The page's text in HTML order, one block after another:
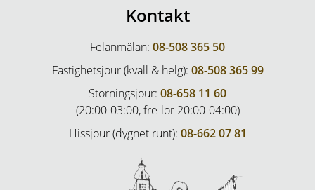
Kontakt
Felanmälan: 08-508 365 50
Fastighetsjour (kväll & helg): 08-508 365 99
Störningsjour: 08-658 11 60
(20:00-03:00, fre-lör 20:00-04:00)
Hissjour (dygnet runt): 08-662 07 81